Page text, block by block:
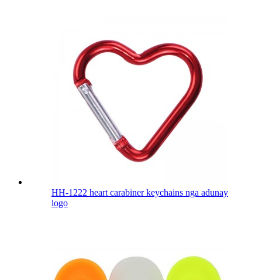
HH-1222 heart carabiner keychains nga adunay
logo